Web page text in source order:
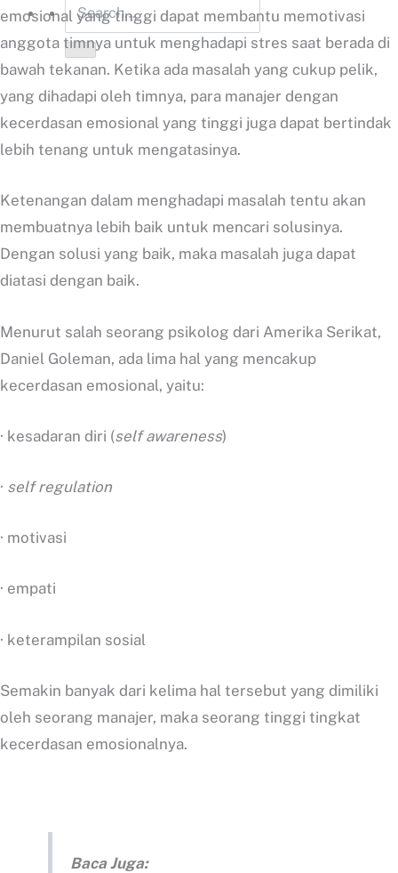
emosional yang tinggi dapat membantu memotivasi
anggota timnya untuk menghadapi stres saat berada di
bawah tekanan. Ketika ada masalah yang cukup pelik,
yang dihadapi oleh timnya, para manajer dengan
kecerdasan emosional yang tinggi juga dapat bertindak
lebih tenang untuk mengatasinya.
Ketenangan dalam menghadapi masalah tentu akan
membuatnya lebih baik untuk mencari solusinya.
Dengan solusi yang baik, maka masalah juga dapat
diatasi dengan baik.
Menurut salah seorang psikolog dari Amerika Serikat,
Daniel Goleman, ada lima hal yang mencakup
kecerdasan emosional, yaitu:
· kesadaran diri (self awareness)
· self regulation
· motivasi
· empati
· keterampilan sosial
Semakin banyak dari kelima hal tersebut yang dimiliki
oleh seorang manajer, maka seorang tinggi tingkat
kecerdasan emosionalnya.
Baca Juga: